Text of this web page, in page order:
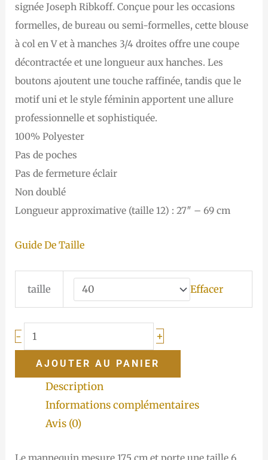
signée Joseph Ribkoff. Conçue pour les occasions
formelles, de bureau ou semi-formelles, cette blouse
à col en V et à manches 3/4 droites offre une coupe
décontractée et une longueur aux hanches. Les
boutons ajoutent une touche raffinée, tandis que le
motif uni et le style féminin apportent une allure
professionnelle et sophistiquée.
100% Polyester
Pas de poches
Pas de fermeture éclair
Non doublé
Longueur approximative (taille 12) : 27″ – 69 cm
Guide De Taille
taille Effacer
- +
AJOUTER AU PANIER
Description
Informations complémentaires
Avis (0)